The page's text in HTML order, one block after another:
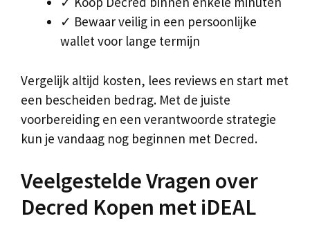
✓ Bewaar veilig in een persoonlijke
wallet voor lange termijn
Vergelijk altijd kosten, lees reviews en start met
een bescheiden bedrag. Met de juiste
voorbereiding en een verantwoorde strategie
kun je vandaag nog beginnen met Decred.
Veelgestelde Vragen over
Decred Kopen met iDEAL